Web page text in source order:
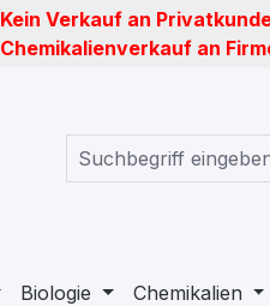
Kein Verkauf an
Chemikalienverkauf an
Biologie Chemikalien